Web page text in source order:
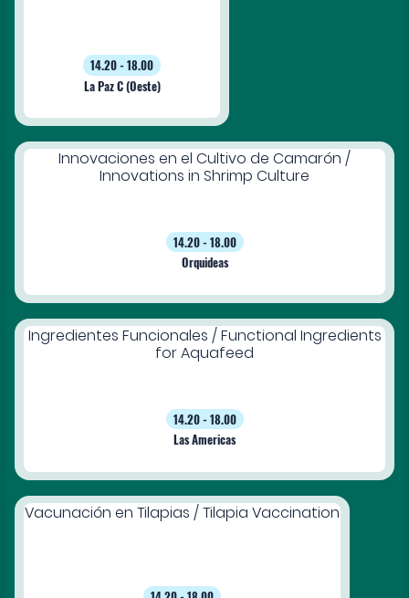
14.20 - 18.00
La Paz C (Oeste)
Innovaciones en el Cultivo de Camarón /
Innovations in Shrimp Culture
14.20 - 18.00
Orquideas
Ingredientes Funcionales / Functional Ingredients
for Aquafeed
14.20 - 18.00
Las Americas
Vacunación en Tilapias / Tilapia Vaccination